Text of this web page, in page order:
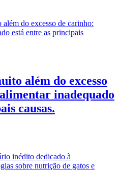
além do excesso
inadequado
causas.